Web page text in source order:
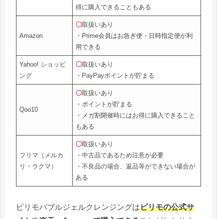
得に購入できることもある
Amazon
〇取扱いあり
・Prime会員はお急ぎ便・日時指定便が利
用できる
Yahoo! ショッピ
ング
〇取扱いあり
・PayPayポイントが貯まる
Qoo10
〇取扱いあり
・ポイントが貯まる
・メガ割開催時にはお得に購入できること
もある
フリマ（メルカ
リ・ラクマ）
〇取扱いあり
・中古品であるため注意が必要
・不良品の場合、返品等ができない場合が
ある
ピリモバブルジェルクレンジングはピリモの公式サ